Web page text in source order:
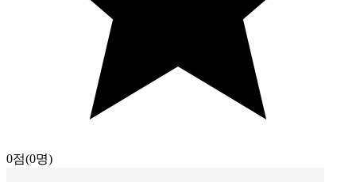
0점(0명)